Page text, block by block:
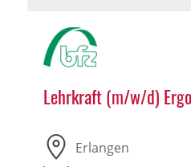
Lehrkraft (m/w/d)
Erlangen